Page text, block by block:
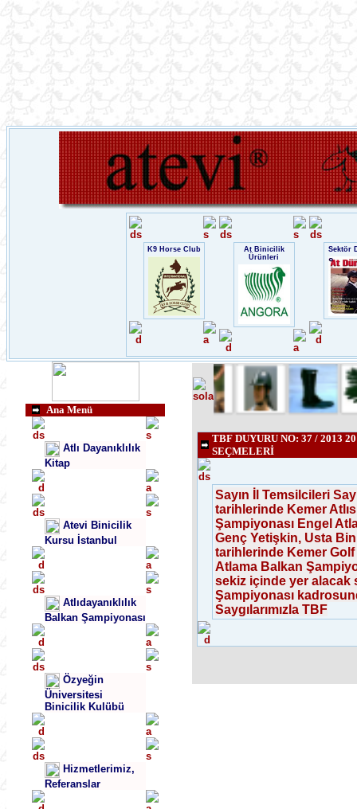
K9 Horse Club
At Binicilik
Ürünleri
Sektör
Ana Menü
Atlı Dayanıklılık
Kitap
Atevi Binicilik
Kursu İstanbul
Atlıdayanıklılık
Balkan Şampiyonası
Özyeğin
Üniversitesi
Binicilik Kulübü
Hizmetlerimiz,
Referanslar
TBF DUYURU NO: 37 / 2013
SEÇMELERİ
Sayın İl Temsilcileri
tarihlerinde Kemer
Şampiyonası Engel
Genç Yetişkin, Usta
tarihlerinde Kemer
Atlama Balkan
sekiz içinde yer alacak
Şampiyonası
Saygılarımızla TBF